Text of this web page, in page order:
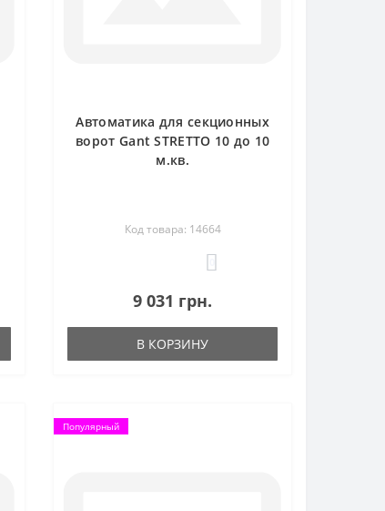
Автоматика для секционных
ворот Gant STRETTO 10 до 10
м.кв.
Код товара: 14664
9 031 грн.
В КОРЗИНУ
Популярный